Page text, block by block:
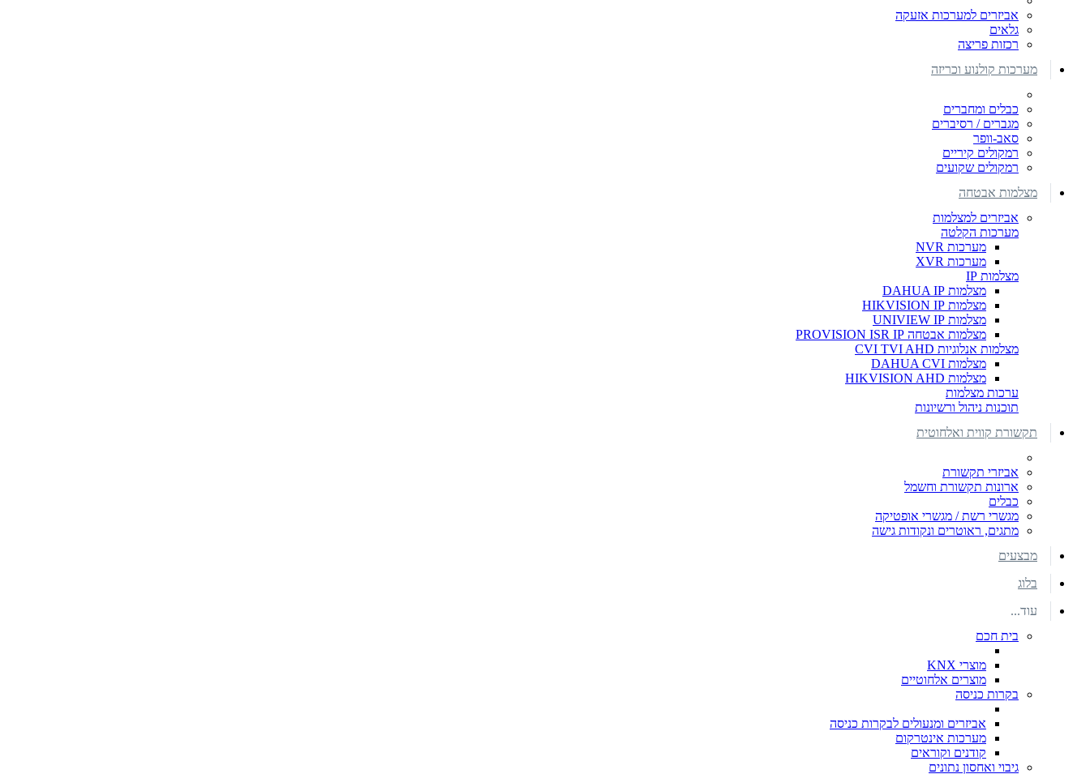
אביזרים למערכות אזעקה
גלאים
רכזות פריצה
מערכות קולנוע וכריזה
כבלים ומחברים
מגברים / רסיברים
סאב-וופר
רמקולים קיריים
רמקולים שקועים
מצלמות אבטחה
אביזרים למצלמות
מערכות הקלטה
מערכות NVR
מערכות XVR
מצלמות IP
מצלמות DAHUA IP
מצלמות HIKVISION IP
מצלמות UNIVIEW IP
מצלמות אבטחה PROVISION ISR IP
מצלמות אנלוגיות CVI TVI AHD
מצלמות DAHUA CVI
מצלמות HIKVISION AHD
ערכות מצלמות
תוכנות ניהול ורשיונות
תקשורת קווית ואלחוטית
אביזרי תקשורת
ארונות תקשורת וחשמל
כבלים
מגשרי רשת / מגשרי אופטיקה
מתגים, ראוטרים ונקודות גישה
מבצעים
בלוג
עוד...
בית חכם
מוצרי KNX
מוצרים אלחוטיים
בקרות כניסה
אביזרים ומנעולים לבקרות כניסה
מערכות אינטרקום
קודנים וקוראים
גיבוי ואחסון נתונים